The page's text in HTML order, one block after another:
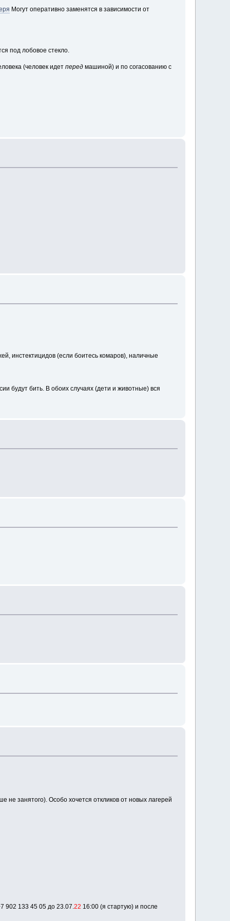
Могут оперативно заменятся в зависимости от
под лобовое стекло.
(человек идетперед машиной) и по согасованию с
(если боитесь комаров), наличные
будут бить. В обоих случаях (дети и животные) вся
не занятого). Особо хочется откликов от новых лагерей
902 133 45 05 до 23.07.22 16:00 (я стартую) и после